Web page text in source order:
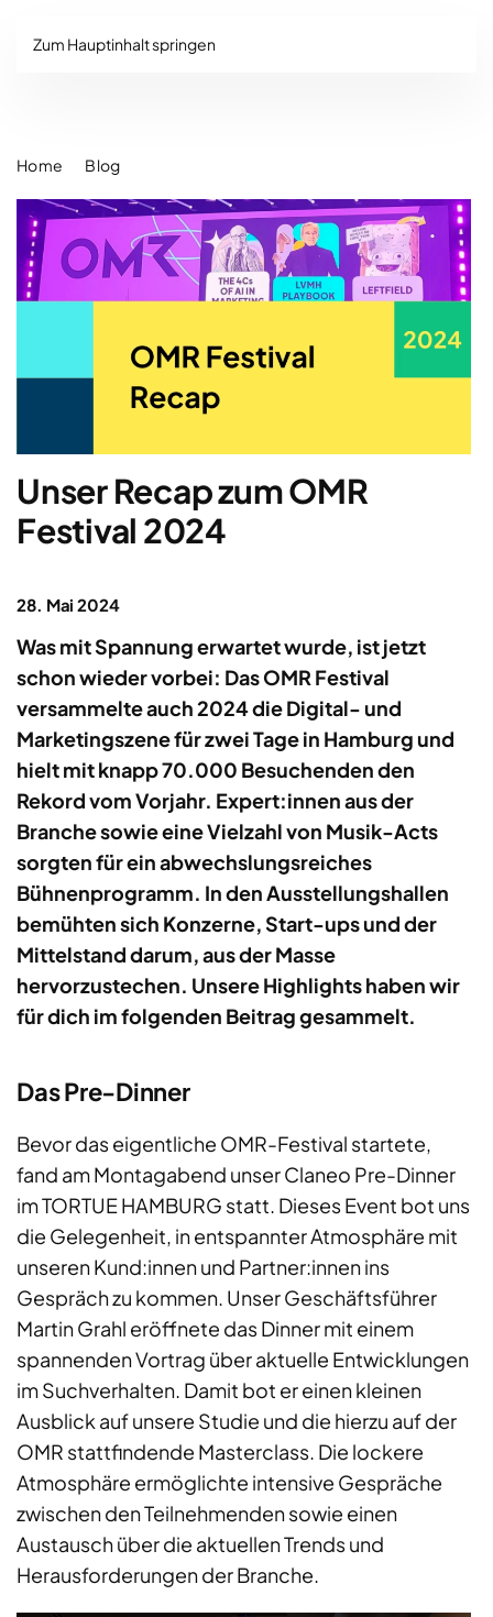
Zum Hauptinhalt springen
Home Blog
Unser Recap zum OMR
Festival 2024
28. Mai 2024
Was mit Spannung erwartet wurde, ist jetzt
schon wieder vorbei: Das OMR Festival
versammelte auch 2024 die Digital- und
Marketingszene für zwei Tage in Hamburg und
hielt mit knapp 70.000 Besuchenden den
Rekord vom Vorjahr. Expert:innen aus der
Branche sowie eine Vielzahl von Musik-Acts
sorgten für ein abwechslungsreiches
Bühnenprogramm. In den Ausstellungshallen
bemühten sich Konzerne, Start-ups und der
Mittelstand darum, aus der Masse
hervorzustechen. Unsere Highlights haben wir
für dich im folgenden Beitrag gesammelt.
Das Pre-Dinner
Bevor das eigentliche OMR-Festival startete,
fand am Montagabend unser Claneo Pre-Dinner
im TORTUE HAMBURG statt. Dieses Event bot uns
die Gelegenheit, in entspannter Atmosphäre mit
unseren Kund:innen und Partner:innen ins
Gespräch zu kommen. Unser Geschäftsführer
Martin Grahl eröffnete das Dinner mit einem
spannenden Vortrag über aktuelle Entwicklungen
im Suchverhalten. Damit bot er einen kleinen
Ausblick auf unsere Studie und die hierzu auf der
OMR stattfindende Masterclass. Die lockere
Atmosphäre ermöglichte intensive Gespräche
zwischen den Teilnehmenden sowie einen
Austausch über die aktuellen Trends und
Herausforderungen der Branche.